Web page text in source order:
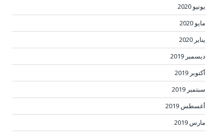
يونيو 2020
مايو 2020
يناير 2020
ديسمبر 2019
أكتوبر 2019
سبتمبر 2019
أغسطس 2019
مارس 2019